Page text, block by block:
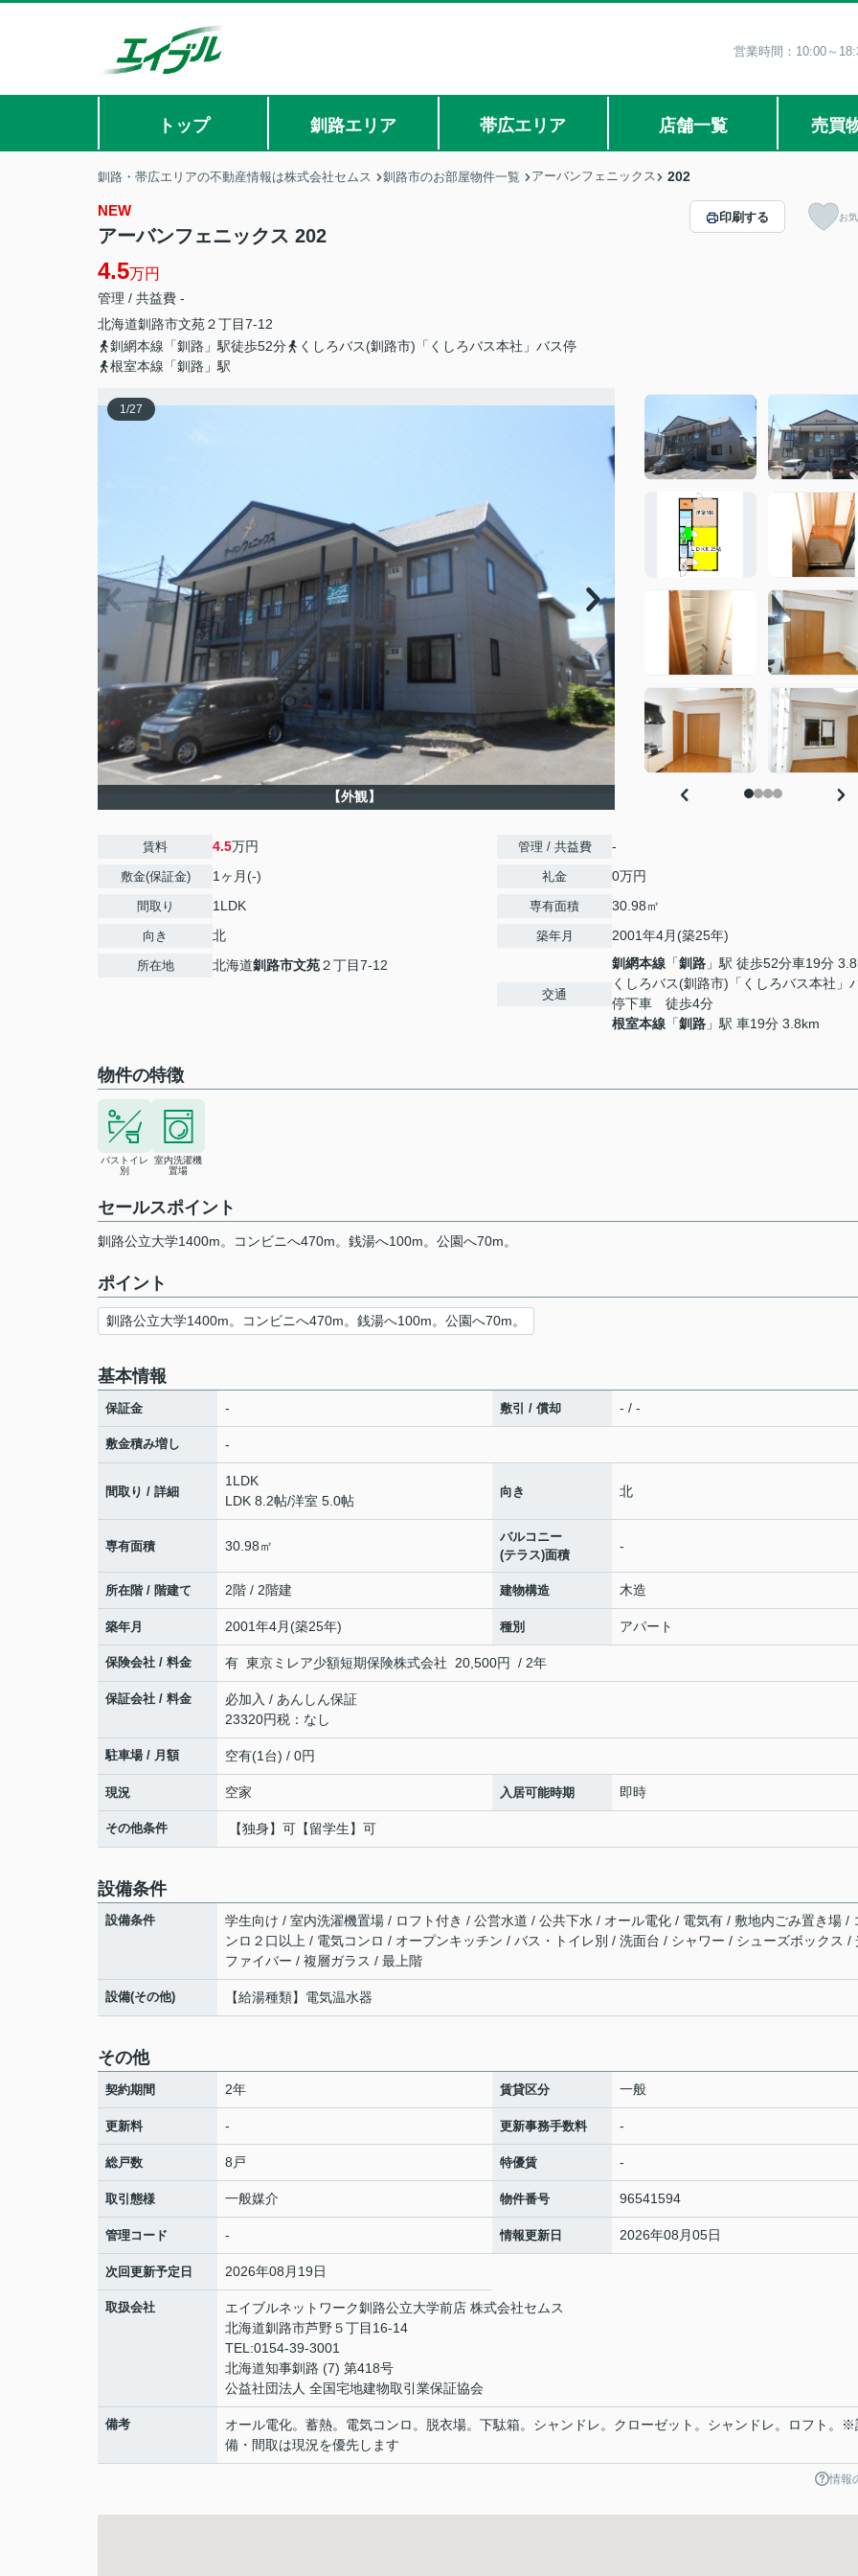
営業時間：10:00～
トップ 釧路エリア 帯広エリア 店舗一覧 売買
釧路・帯広エリアの不動産情報は株式会社セムス 釧路市のお部屋物件一覧 アーバンフェニックス 202
NEW
アーバンフェニックス 202
4.5万円
管理 / 共益費 -
北海道釧路市文苑２丁目7-12
釧網本線「釧路」駅徒歩52分
くしろバス(釧路市)「くしろバス本社」バス停
根室本線「釧路」駅
印刷する お
1/27
【外観】
賃料 4.5万円
敷金(保証金) 1ヶ月(-)
間取り 1LDK
向き 北
所在地 北海道釧路市文苑２丁目7-12
管理 / 共益費 -
礼金 0万円
専有面積 30.98㎡
築年月 2001年4月(築25年)
交通
釧網本線 「釧路 」駅 徒歩52分車19分
くしろバス(釧路市)「くしろバス本社」
停下車 徒歩4分
根室本線 「釧路 」駅 車19分 3.8km
物件の特徴
バストイレ
別
室内洗濯機
置場
セールスポイント
釧路公立大学1400m。コンビニへ470m。銭湯へ100m。公園へ70m。
ポイント
釧路公立大学1400m。コンビニへ470m。銭湯へ100m。公園へ70m。
基本情報
保証金 - 敷引 / 償却 - / -
敷金積み増し -
間取り / 詳細
1LDK
LDK 8.2帖/洋室 5.0帖
向き 北
専有面積 30.98㎡
バルコニー
(テラス)面積
-
所在階 / 階建て 2階 / 2階建 建物構造 木造
築年月 2001年4月(築25年) 種別 アパート
保険会社 / 料金 有 東京ミレア少額短期保険株式会社 20,500円 / 2年
保証会社 / 料金
必加入 / あんしん保証
23320円税：なし
駐車場 / 月額 空有(1台) / 0円
現況 空家 入居可能時期 即時
その他条件 【独身】可【留学生】可
設備条件
設備条件
学生向け / 室内洗濯機置場 / ロフト付き / 公営水道 / 公共下水 / オール電化 / 電気有 / 敷地内ごみ置き場 /
ンロ２口以上 / 電気コンロ / オープンキッチン / バス・トイレ別 / 洗面台 / シャワー / シューズボックス /
ファイバー / 複層ガラス / 最上階
設備(その他) 【給湯種類】電気温水器
その他
契約期間 2年 賃貸区分 一般
更新料 - 更新事務手数料 -
総戸数 8戸 特優賃 -
取引態様 一般媒介 物件番号 96541594
管理コード - 情報更新日 2026年08月05日
次回更新予定日 2026年08月19日
取扱会社
エイブルネットワーク釧路公立大学前店 株式会社セムス
北海道釧路市芦野５丁目16-14
TEL:0154-39-3001
北海道知事釧路 (7) 第418号
公益社団法人 全国宅地建物取引業保証協会
備考
オール電化。蓄熱。電気コンロ。脱衣場。下駄箱。シャンドレ。クローゼット。シャンドレ。ロフト。※
備・間取は現況を優先します
情報